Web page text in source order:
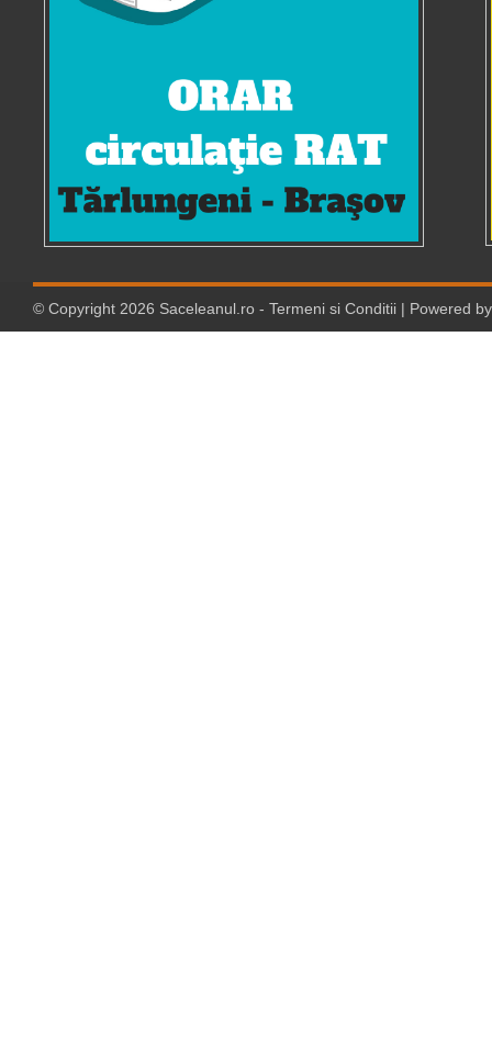
© Copyright 2026 Saceleanul.ro - Termeni si Conditii | Powered